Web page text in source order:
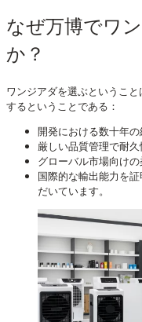
なぜ万博でワ
か？
ワンジアダを選ぶというこ
するということである：
開発における数十年
厳しい品質管理で耐久
グローバル市場向け
国際的な輸出能力を
だいています。